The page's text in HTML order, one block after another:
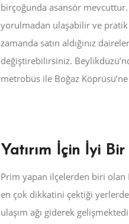
birçoğunda asansör mevcuttur.
yorulmadan ulaşabilir ve pratik
zamanda satın aldığınız
değiştirebilirsiniz.
metrobüs ile Boğaz
Yatırım İçin İyi Bir
Prim yapan ilçelerden biri olan
en çok dikkatini çektiği
ulaşım ağı giderek